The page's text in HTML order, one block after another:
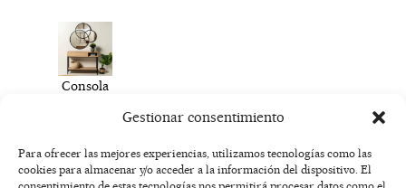
Gestionar consentimiento
Para ofrecer las mejores experiencias, utilizamos tecnologías como las
cookies para almacenar y/o acceder a la información del dispositivo. El
Consola
Petak
F
I
X
Y
T